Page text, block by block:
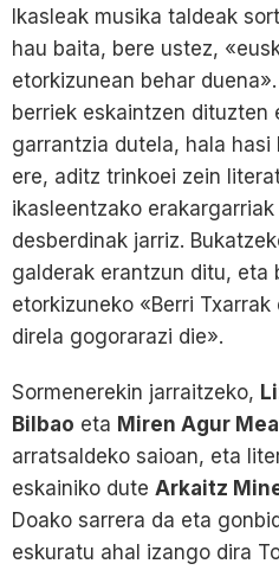
Ikasleak musika taldeak
hau baita, bere ustez,
etorkizunean behar
berriek eskaintzen dituzten
garrantzia dutela, hala
ere, aditz trinkoei zein
ikasleentzako
desberdinak jarriz.
galderak erantzun ditu, eta
etorkizuneko «Berri
direla gogorarazi die».
Sormenerekin jarraitzeko,
Bilbao eta Miren Agur
arratsaldeko saioan, eta
eskainiko dute Arkaitz
Doako sarrera da eta
eskuratu ahal izango dira